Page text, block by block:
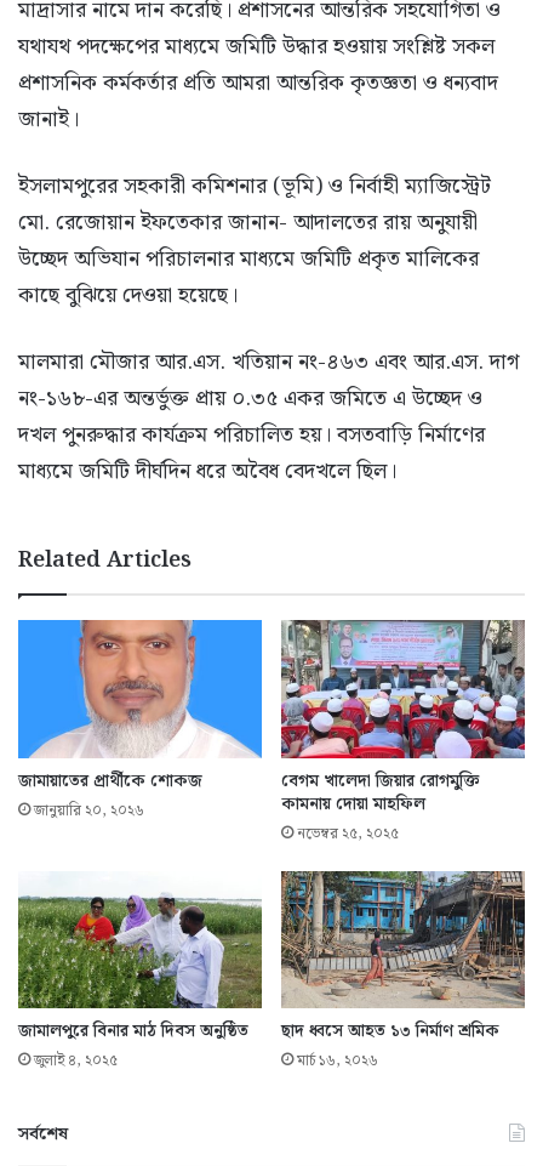
মাদ্রাসার নামে দান করেছি। প্রশাসনের আন্তরিক সহযোগিতা ও
যথাযথ পদক্ষেপের মাধ্যমে জমিটি উদ্ধার হওয়ায় সংশ্লিষ্ট সকল
প্রশাসনিক কর্মকর্তার প্রতি আমরা আন্তরিক কৃতজ্ঞতা ও ধন্যবাদ
জানাই।
ইসলামপুরের সহকারী কমিশনার (ভূমি) ও নির্বাহী ম্যাজিস্ট্রেট
মো. রেজোয়ান ইফতেকার জানান- আদালতের রায় অনুযায়ী
উচ্ছেদ অভিযান পরিচালনার মাধ্যমে জমিটি প্রকৃত মালিকের
কাছে বুঝিয়ে দেওয়া হয়েছে।
মালমারা মৌজার আর.এস. খতিয়ান নং-৪৬৩ এবং আর.এস. দাগ
নং-১৬৮-এর অন্তর্ভুক্ত প্রায় ০.৩৫ একর জমিতে এ উচ্ছেদ ও
দখল পুনরুদ্ধার কার্যক্রম পরিচালিত হয়। বসতবাড়ি নির্মাণের
মাধ্যমে জমিটি দীর্ঘদিন ধরে অবৈধ বেদখলে ছিল।
Related Articles
জামায়াতের প্রার্থীকে শোকজ
জানুয়ারি ২০, ২০২৬
বেগম খালেদা জিয়ার রোগমুক্তি
কামনায় দোয়া মাহফিল
নভেম্বর ২৫, ২০২৫
জামালপুরে বিনার মাঠ দিবস অনুষ্ঠিত
জুলাই ৪, ২০২৫
ছাদ ধ্বসে আহত ১৩ নির্মাণ শ্রমিক
মার্চ ১৬, ২০২৬
সর্বশেষ